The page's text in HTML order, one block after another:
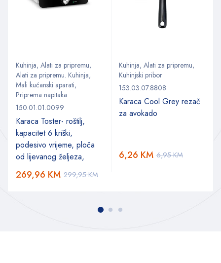
Kuhinja, Alati za pripremu,
Alati za pripremu. Kuhinja,
Mali kućanski aparati,
Priprema napitaka
150.01.01.0099
Karaca Toster- roštilj,
kapacitet 6 kriški,
podesivo vrijeme, ploča
od lijevanog željeza,
299,95KM
269,96 KM
Kuhinja, Alati za pripremu,
Kuhinjski pribor
153.03.07.8808
Karaca Cool Grey rezač
za avokado
6,95KM
6,26 KM